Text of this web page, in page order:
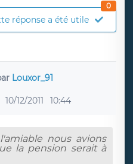
réponse a été utile
0
Louxor_91
10/12/2011 10:44
nous avions
la pension serait à